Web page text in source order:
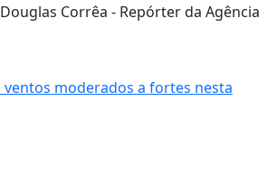
Douglas Corrêa - Repórter da Agência